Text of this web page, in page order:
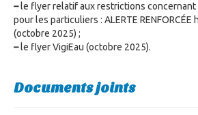
–le flyer relatif aux restrictions concernant
pour les particuliers : ALERTE RENFORCÉE
(octobre 2025) ;
–le flyer VigiEau (octobre 2025).
Documents joints